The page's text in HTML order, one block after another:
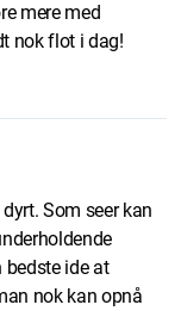
mere med
nok flot i dag!
Som seer kan
bedste ide at
nok kan opnå